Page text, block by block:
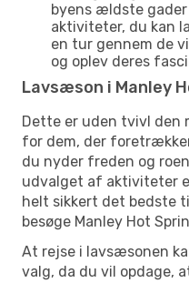
byens ældste
aktiviteter, du kan
en tur gennem de
og oplev deres
Lavsæson i Manley
Dette er uden tvivl den
for dem, der
du nyder freden og
udvalget af aktiviteter
helt sikkert det bedste
besøge Manley Hot
At rejse i lavsæsonen
valg, da du vil opdage,